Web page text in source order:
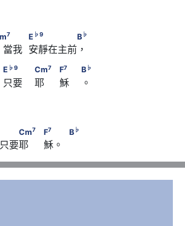
E
7 E ♭9 B ♭
我  安靜在主前，
Cm
7 B
E ♭9 Cm7 F7 B ♭
耶     穌    。
♭ Cm
7 B
Cm7 F7 B ♭
耶     穌。